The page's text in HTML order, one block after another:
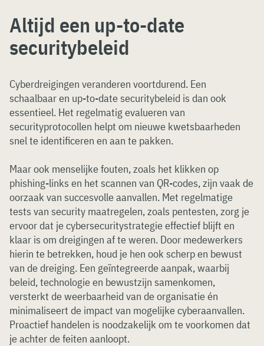
Altijd een up-to-date
securitybeleid
Cyberdreigingen veranderen voortdurend. Een
schaalbaar en up-to-date securitybeleid is dan ook
essentieel. Het regelmatig evalueren van
securityprotocollen helpt om nieuwe kwetsbaarheden
snel te identificeren en aan te pakken.
Maar ook menselijke fouten, zoals het klikken op
phishing-links en het scannen van QR-codes, zijn vaak de
oorzaak van succesvolle aanvallen. Met regelmatige
tests van security maatregelen, zoals pentesten, zorg je
ervoor dat je cybersecuritystrategie effectief blijft en
klaar is om dreigingen af te weren. Door medewerkers
hierin te betrekken, houd je hen ook scherp en bewust
van de dreiging. Een geïntegreerde aanpak, waarbij
beleid, technologie en bewustzijn samenkomen,
versterkt de weerbaarheid van de organisatie én
minimaliseert de impact van mogelijke cyberaanvallen.
Proactief handelen is noodzakelijk om te voorkomen dat
je achter de feiten aanloopt.